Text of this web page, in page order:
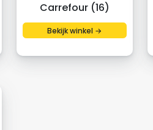
Carrefour (16)
Bekijk winkel →